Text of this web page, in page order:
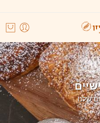
שלנו